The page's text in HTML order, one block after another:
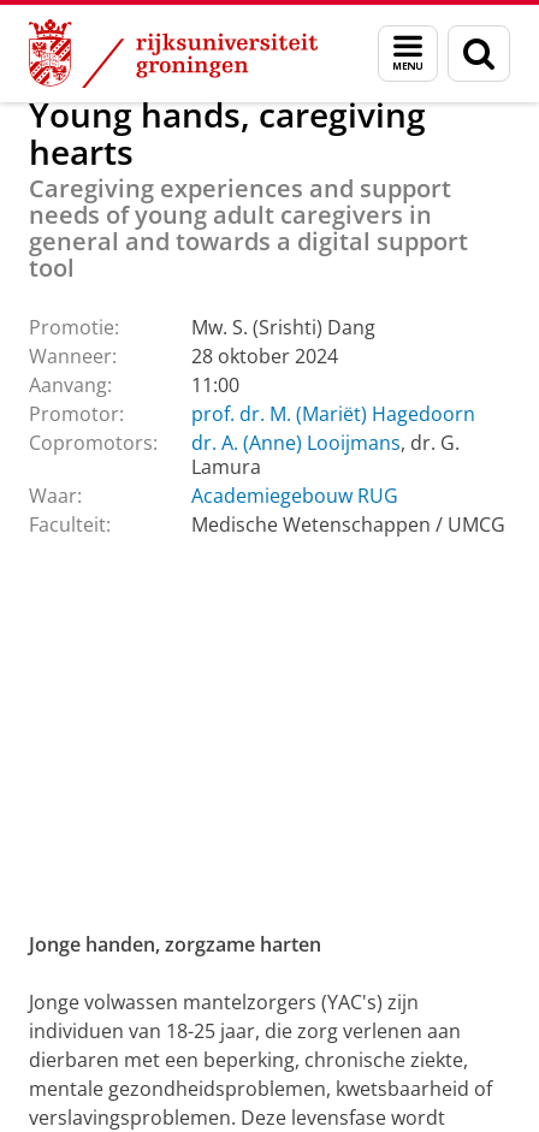
Skip
Content
Skip
Navigation
Menu
en
zoeken
Over ons Actueel Evenementen Promoties
Young hands, caregiving
hearts
Caregiving experiences and support
needs of young adult caregivers in
general and towards a digital support
tool
Promotie:
Mw. S. (Srishti) Dang
Wanneer:
28 oktober 2024
Aanvang:
11:00
Promotor:
prof. dr. M. (Mariët) Hagedoorn
Copromotors:
dr. A. (Anne) Looijmans, dr. G.
Lamura
Waar:
Academiegebouw RUG
Faculteit:
Medische Wetenschappen / UMCG
Jonge handen, zorgzame harten
Jonge volwassen mantelzorgers (YAC's) zijn
individuen van 18-25 jaar, die zorg verlenen aan
dierbaren met een beperking, chronische ziekte,
mentale gezondheidsproblemen, kwetsbaarheid of
verslavingsproblemen. Deze levensfase wordt